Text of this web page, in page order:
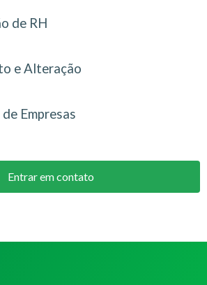
de RH
e Alteração
Empresas
Entrar em contato